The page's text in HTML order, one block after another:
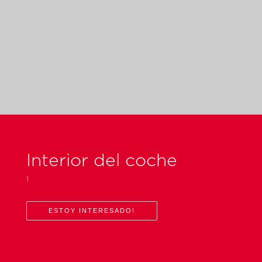
Interior del coche
1
ESTOY INTERESADO!